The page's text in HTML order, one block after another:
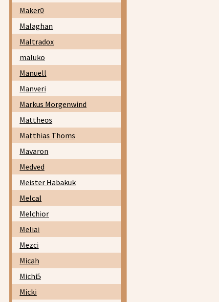
Maker0
Malaghan
Maltradox
maluko
Manuell
Manveri
Markus Morgenwind
Mattheos
Matthias Thoms
Mavaron
Medved
Meister Habakuk
Melcal
Melchior
Meliai
Mezci
Micah
Michi5
Micki